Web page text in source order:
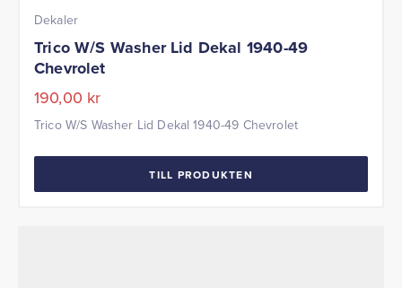
Dekaler
Trico W/S Washer Lid Dekal 1940-49
Chevrolet
190,00 kr
Trico W/S Washer Lid Dekal 1940-49 Chevrolet
TILL PRODUKTEN